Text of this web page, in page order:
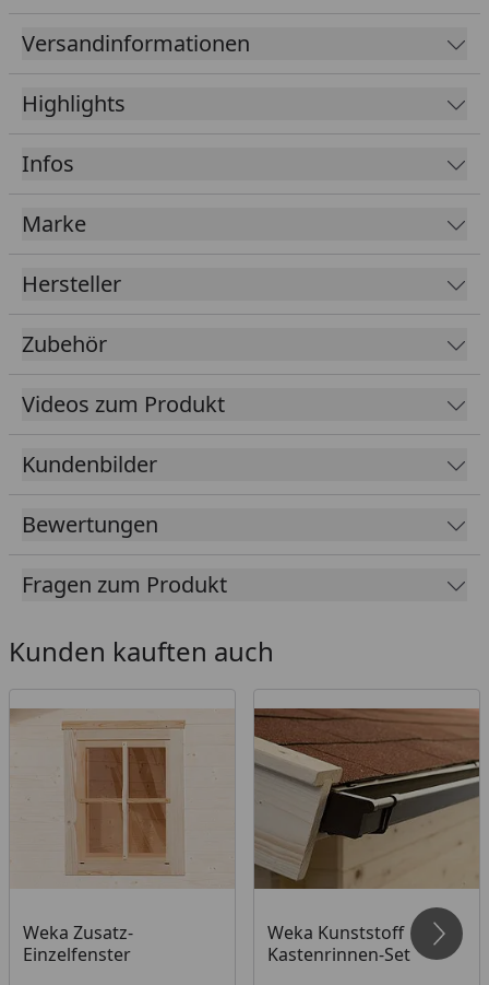
Grundflächen:
250 x 250 cm (Gr. 2)
250 x 300 cm (Gr. 3)
300 x 200 cm (Gr. 4)
300 x 250 cm (Gr. 5)
300 x 300 cm (Gr. 6)
300 x 380 cm (Gr. 7)
Ausführung: naturbelassen
Extra hohe Firsthöhe: 251 cm (bei 250 cm
Seitenbreite), 262 cm (bei 300 cm Seitenbreite)
Seitenwand: 210 cm
Boden: 19 mm Massivholzboden
Dach: 19 mm Massivholz-Satteldach
Tür: Rahmen-Doppeltür B 165 x H 173 cm (lichtes
Maß)
Deutlich mehr Raumvolumen
Sicherheit, Optik und Funktion dank hochwertiger
Rahmentür und Profilzylinderschloss
Tipp: Unter folgendem
Linkfinden Sie unseren
Kaufberater, der Ihnen erklärt, welches Zubehör
für Ihren Gartenhauskauf erforderlich ist und
welches Zubehör Sie optional wählen können.
Grundfläche (Breite
x Tiefe)
250 x 200 cm (Gr. 1)
250 x 250 cm (Gr. 2)
300 x 200 cm (Gr. 4)
300 x 250 cm (Gr. 5)
Versandinformationen
Highlights
Infos
Marke
Hersteller
Zubehör
Videos zum Produkt
Kundenbilder
Bewertungen
Fragen zum Produkt
Kunden kauften auch
Weka Zusatz-
Einzelfenster
Weka Kunststoff
Kastenrinnen-Set